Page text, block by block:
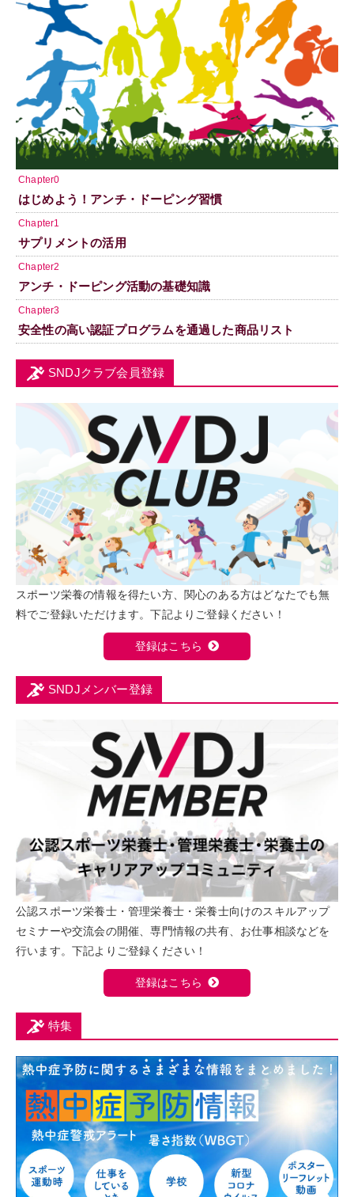
Chapter0
はじめよう！アンチ・ドーピング習慣
Chapter1
サプリメントの活用
Chapter2
アンチ・ドーピング活動の基礎知識
Chapter3
安全性の高い認証プログラムを通過した商品リスト
SNDJクラブ会員登録
スポーツ栄養の情報を得たい方、関心のある方はどなたでも無
料でご登録いただけます。下記よりご登録ください！
登録はこちら
SNDJメンバー登録
公認スポーツ栄養士・管理栄養士・栄養士向けのスキルアップ
セミナーや交流会の開催、専門情報の共有、お仕事相談などを
行います。下記よりご登録ください！
登録はこちら
特集